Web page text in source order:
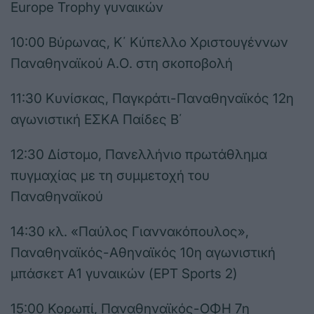
Europe Trophy γυναικών
10:00 Βύρωνας, Κ΄ Κύπελλο Χριστουγέννων
Παναθηναϊκού Α.Ο. στη σκοποβολή
11:30 Κυνίσκας, Παγκράτι-Παναθηναϊκός 12η
αγωνιστική ΕΣΚΑ Παίδες Β΄
12:30 Δίστομο, Πανελλήνιο πρωτάθλημα
πυγμαχίας με τη συμμετοχή του
Παναθηναϊκού
14:30 κλ. «Παύλος Γιαννακόπουλος»,
Παναθηναϊκός-Αθηναϊκός 10η αγωνιστική
μπάσκετ Α1 γυναικών (ΕΡΤ Sports 2)
15:00 Κορωπί, Παναθηναϊκός-ΟΦΗ 7η